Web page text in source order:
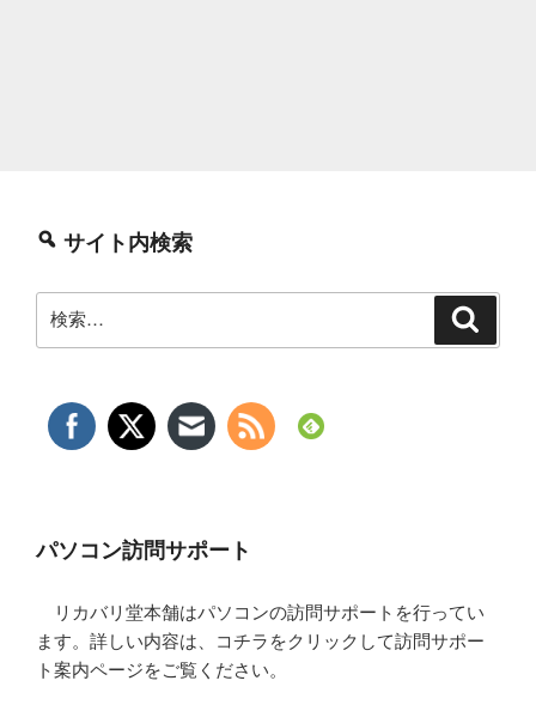
サイト内検索
索:
パソコン訪問サポート
リカバリ堂本舗はパソコンの訪問サポートを行ってい
ます。詳しい内容は、コチラをクリックして訪問サポー
ト案内ページをご覧ください。